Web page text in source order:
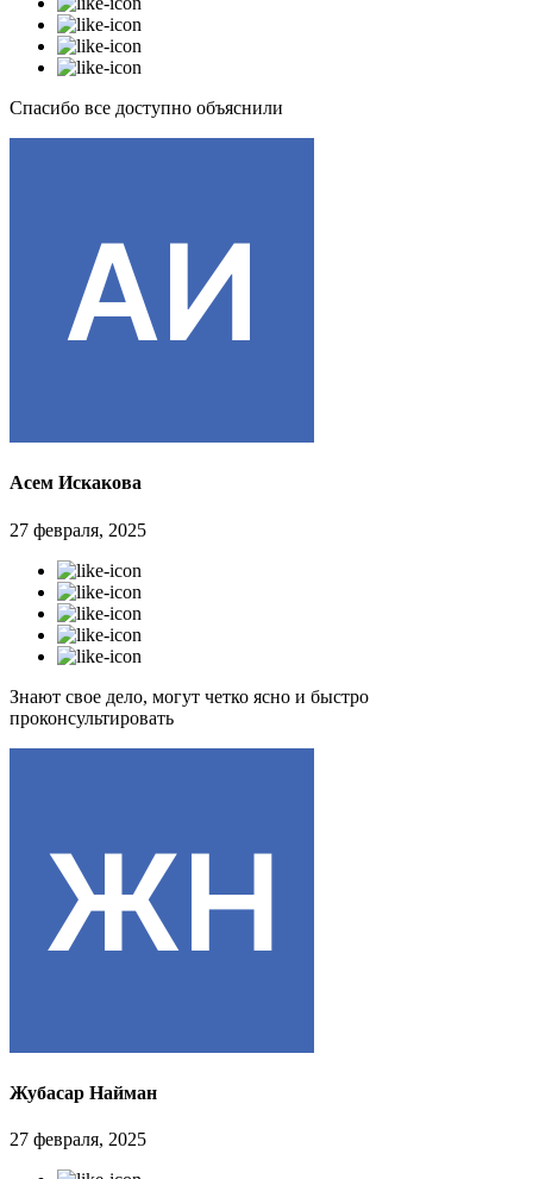
Спасибо все доступно объяснили
Асем Искакова
27 февраля, 2025
Знают свое дело, могут четко ясно и быстро
проконсультировать
Жубасар Найман
27 февраля, 2025